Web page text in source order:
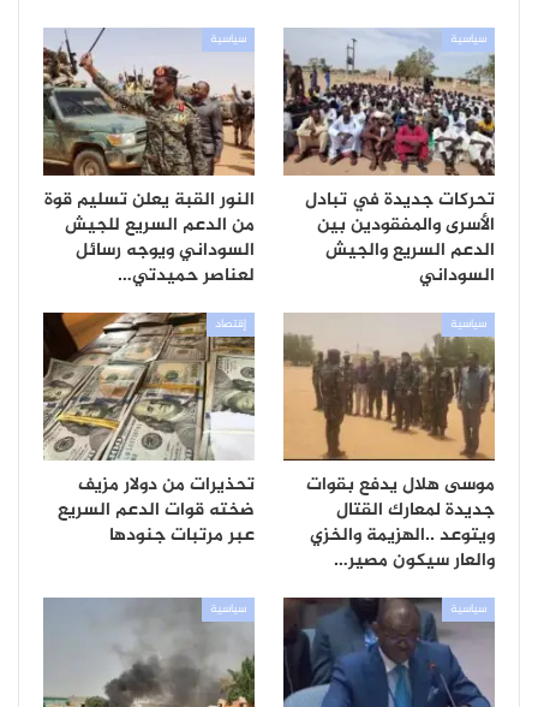
سياسية
تحركات جديدة في تبادل
الأسرى والمفقودين بين
الدعم السريع والجيش
السوداني
سياسية
النور القبة يعلن تسليم قوة
من الدعم السريع للجيش
السوداني ويوجه رسائل
لعناصر حميدتي…
سياسية
موسى هلال يدفع بقوات
جديدة لمعارك القتال
ويتوعد ..الهزيمة والخزي
والعار سيكون مصير…
إقتصاد
تحذيرات من دولار مزيف
ضخته قوات الدعم السريع
عبر مرتبات جنودها
سياسية سياسية